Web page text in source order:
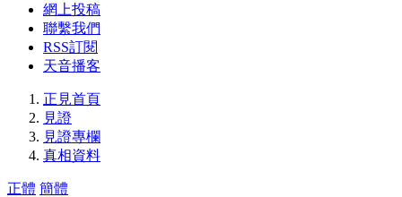
網上投稿
聯繫我們
RSS訂閱
天音播客
正見首頁
見證
見證專欄
真相資料
正體 簡體